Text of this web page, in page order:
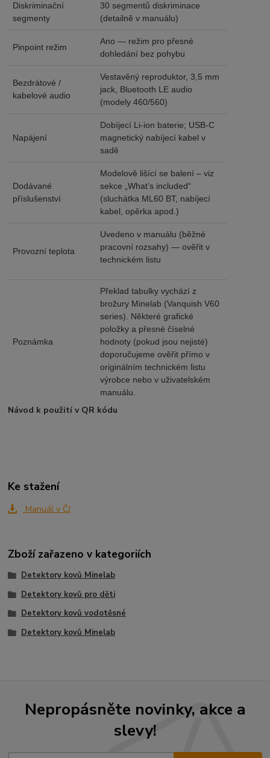
Diskriminační
segmenty
30 segmentů diskriminace
(detailně v manuálu)
Pinpoint režim
Ano — režim pro přesné
dohledání bez pohybu
Bezdrátové /
kabelové audio
Vestavěný reproduktor, 3,5 mm
jack, Bluetooth LE audio
(modely 460/560)
Napájení
Dobíjecí Li-ion baterie; USB-C
magnetický nabíjecí kabel v
sadě
Dodávané
příslušenství
Modelově lišící se balení – viz
sekce „What’s included“
(sluchátka ML60 BT, nabíjecí
kabel, opěrka apod.)
Provozní teplota
Uvedeno v manuálu (běžné
pracovní rozsahy) — ověřit v
technickém listu
Poznámka
Překlad tabulky vychází z
brožury Minelab (Vanquish V60
series). Některé grafické
položky a přesné číselné
hodnoty (pokud jsou nejisté)
doporučujeme ověřit přímo v
originálním technickém listu
výrobce nebo v uživatelském
manuálu.
Návod k použití v QR kódu
Ke stažení
Manuál v ČJ
Zboží zařazeno v kategoriích
Detektory kovů Minelab
Detektory kovů pro děti
Detektory kovů vodotěsné
Detektory kovů Minelab
Nepropásněte novinky, akce a
slevy!